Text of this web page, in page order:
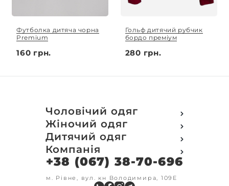
Футболка дитяча чорна
Premium
160 грн.
Гольф дитячий рубчик
бордо преміум
280 грн.
Чоловічий одяг
Футболки
Футболки Polo
Кофти
Світшот
Кенгуру
Кофта з замком
Олімпійки
Жіночий одяг
Футболки
Поло
Кофти
Світшот
Олімпійки
Дитячий одяг
Футболки
Кофти
Світшоти
Кенгуру
Компанія
Про компанію
Доставка та оплата
Друк на замовлення
+38 (067) 38-70-696
м. Рівне, вул. кн Володимира, 109Е